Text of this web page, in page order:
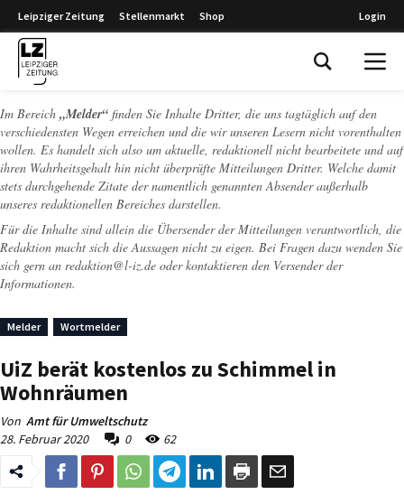
Leipziger Zeitung Stellenmarkt Shop Login
Im Bereich „Melder“ finden Sie Inhalte Dritter, die uns tagtäglich auf den
verschiedensten Wegen erreichen und die wir unseren Lesern nicht vorenthalten
wollen. Es handelt sich also um aktuelle, redaktionell nicht bearbeitete und auf
ihren Wahrheitsgehalt hin nicht überprüfte Mitteilungen Dritter. Welche damit
stets durchgehende Zitate der namentlich genannten Absender außerhalb
unseres redaktionellen Bereiches darstellen.
Für die Inhalte sind allein die Übersender der Mitteilungen verantwortlich, die
Redaktion macht sich die Aussagen nicht zu eigen. Bei Fragen dazu wenden Sie
sich gern an redaktion@l-iz.de oder kontaktieren den Versender der
Informationen.
Melder Wortmelder
UiZ berät kostenlos zu Schimmel in
Wohnräumen
Von Amt für Umweltschutz
28. Februar 2020
0 62